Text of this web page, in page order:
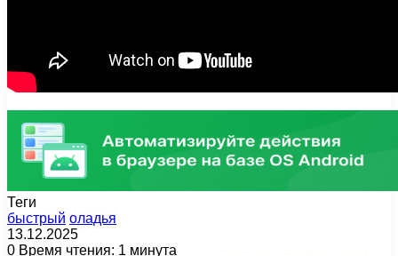
Теги
быстрый оладья
13.12.2025
0 Время чтения: 1 минута